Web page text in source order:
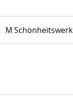
M Schönheitswerk